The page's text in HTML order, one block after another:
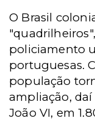
O Brasil
policiamento
portuguesas.
população
ampliação,
João VI, em